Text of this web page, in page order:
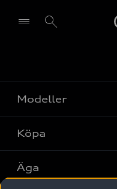
Modeller
Alla modeller
Elbilar
Köpa
Privaterbjudanden
Äga